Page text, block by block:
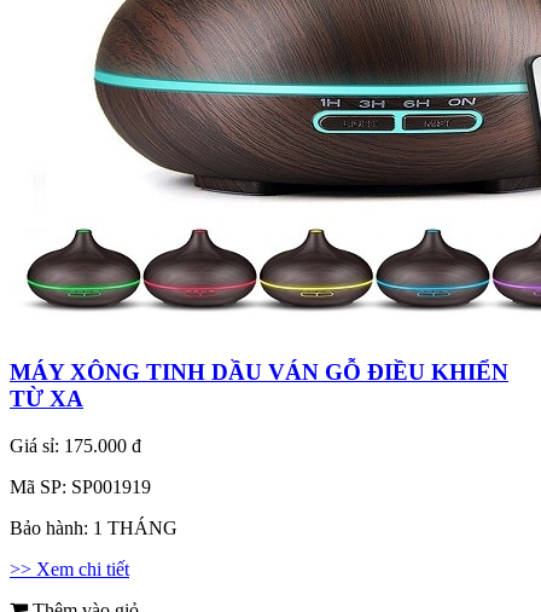
MÁY XÔNG TINH DẦU VÁN GỖ ĐIỀU KHIỂN
TỪ XA
Giá sỉ: 175.000 đ
Mã SP: SP001919
Bảo hành: 1 THÁNG
>> Xem chi tiết